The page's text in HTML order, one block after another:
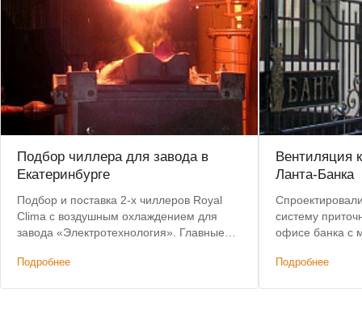
Подбор чиллера для завода в
Екатеринбурге
Подбор и поставка 2-х чиллеров Royal
Clima с воздушным охлаждением для
завода «Электротехнология». Главные
складе, короткий срок доставки.
Подробнее
Вентиляция
Ланта-Банка
систему
офисе банка с
элементы
Подробнее